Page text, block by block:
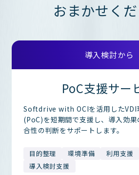
おまかせく
導入検討から
PoC支援サー
Softdrive with OCIを活用したVDI
(PoC)を短期間で支援し、導入効
合性の判断をサポートします。
目的整理 環境準備 利用支援
導入検討支援